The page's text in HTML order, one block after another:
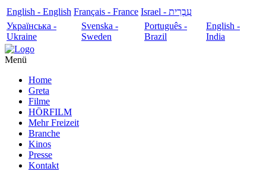
English - English Français - France
עִבְרִית - Israel
Українська -
Ukraine
Svenska -
Sweden
Português -
Brazil
English -
India
Menü
Home
Greta
Filme
HÖRFILM
Mehr Freizeit
Branche
Kinos
Presse
Kontakt